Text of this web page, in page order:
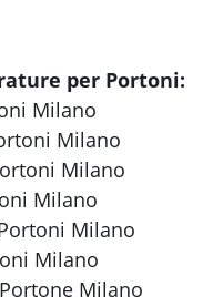
per Portoni:
Milano
Milano
Milano
Milano
Milano
Milano
Milano